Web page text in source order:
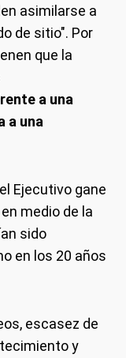
asimilarse a
de sitio". Por
que la
a una
a una
Ejecutivo gane
medio de la
sido
en los 20 años
escasez de
y